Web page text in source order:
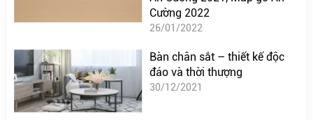
Cường 2022
26/01/2022
Bàn chân sắt – thiết kế độc
đáo và thời thượng
30/12/2021